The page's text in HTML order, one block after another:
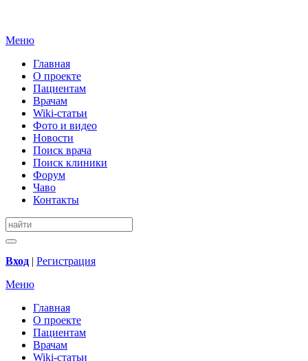
Меню
Главная
О проекте
Пациентам
Врачам
Wiki-статьи
Фото и видео
Новости
Поиск врача
Поиск клиники
Форум
Чаво
Контакты
Вход | Регистрация
Меню
Главная
О проекте
Пациентам
Врачам
Wiki-статьи